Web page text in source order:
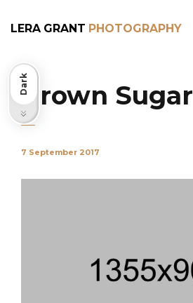
LERA GRANT
Brown Sugar
7 September 2017
Light
Dark